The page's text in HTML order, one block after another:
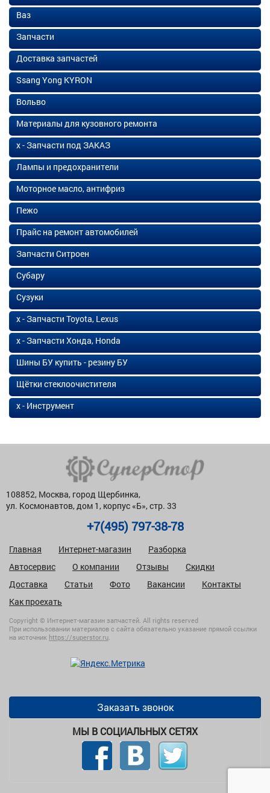
Ваз
Запчасти
Доставка запчастей
Ssang Yong KYRON
Вольво
Материалы для кузовного ремонта
х - Запчасти под ЗАКАЗ
Лампы и предохранители
Моторное масло, антифриз
Пежо
Прайс на ремонт автомобилей
Запчасти Ситроен
Субару
Сузуки
х - Запчасти Toyota, Lexus
х - Запчасти Хонда, Honda
Шины БУ купить - резину БУ
Щётки стеклоочистителя
х - Инструмент
108852, Москва, город Щербинка,
ул. Космонавтов, дом 1, корпус «Б», стр. 33
+7(495) 797-38-78
Главная Интернет-магазин
Разборка
Автосервис
О компании Отзывы
Скидки
Доставка
Статьи Фото Вакансии
Контакты
Как проехать
Copyright © Интернет-магазин запчастей. All rights reserved
При использовании материалов с сайта обязательно указание прямой ссылки
на источник https://superstor.ru
Заказать звонок
МЫ В СОЦИАЛЬНЫХ СЕТЯХ